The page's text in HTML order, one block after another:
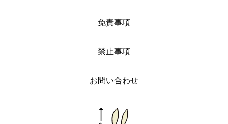
免責事項
禁止事項
お問い合わせ